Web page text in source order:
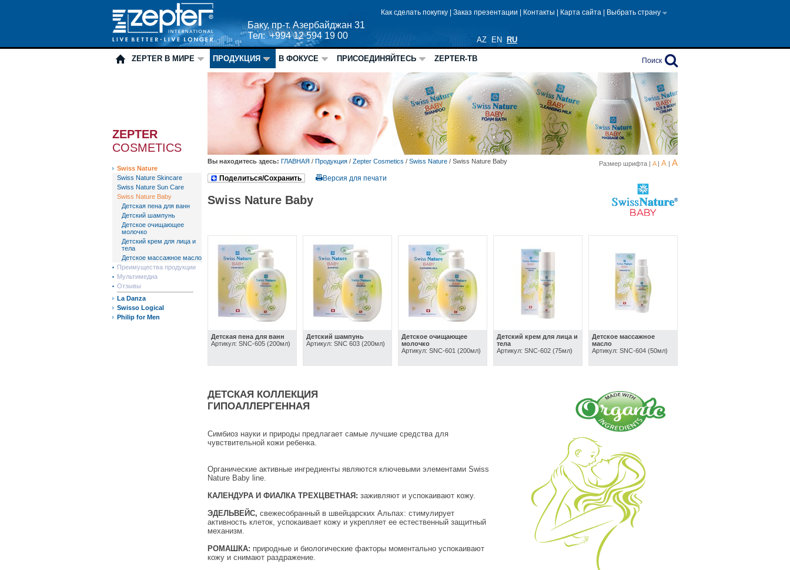
AZ EN RU
Баку, пр-т. Азербайджан 31
Тел: +994 12 594 19 00
Как сделать покупку Заказ презентации Контакты Карта сайта Выбрать страну
ZEPTER В МИРЕ ПРОДУКЦИЯ В ФОКУСЕ ПРИСОЕДИНЯЙТЕСЬ ZEPTER-ТВ Поиск
ZEPTER
COSMETICS
Swiss Nature
Swiss Nature Skincare
Swiss Nature Sun Care
Swiss Nature Baby
Детская пена для ванн
Детский шампунь
Детское очищающее
молочко
Детский крем для лица и
тела
Детское массажное масло
Преимущества продукции
Мультимедиа
Отзывы
La Danza
Swisso Logical
Philip for Men
Вы находитесь здесь: ГЛАВНАЯ / Продукция / Zepter Cosmetics / Swiss Nature / Swiss Nature Baby Размер шрифта | A | A | A
Поделиться/Сохранить Версия для печати
Swiss Nature Baby
Детская пена для ванн
Артикул: SNC-605 (200мл)
Детский шампунь
Артикул: SNC 603 (200мл)
Детское очищающее
молочко
Артикул: SNC-601 (200мл)
Детский крем для лица и
тела
Артикул: SNC-602 (75мл)
Детское массажное
масло
Артикул: SNC-604 (50мл)
ДЕТСКАЯ КОЛЛЕКЦИЯ
ГИПОАЛЛЕРГЕННАЯ
Симбиоз науки и природы предлагает самые лучшие средства для
чувствительной кожи ребенка.
Органические активные ингредиенты являются ключевыми элементами Swiss
Nature Baby line.
КАЛЕНДУРА И ФИАЛКА ТРЕХЦВЕТНАЯ: заживляют и успокаивают кожу.
ЭДЕЛЬВЕЙС, свежесобранный в швейцарских Альпах: стимулирует
активность клеток, успокаивает кожу и укрепляет ее естественный защитный
механизм.
РОМАШКА: природные и биологические факторы моментально успокаивают
кожу и снимают раздражение.